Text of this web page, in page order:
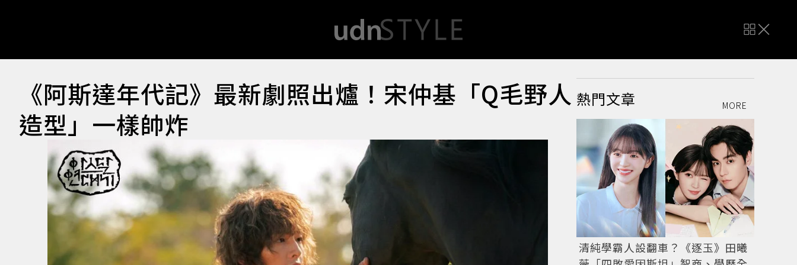
《阿斯達年代記》最新劇照出爐！宋仲基「Q毛野人
造型」一樣帥炸
熱門文章 MORE
清純學霸人設翻車？《逐玉》田曦